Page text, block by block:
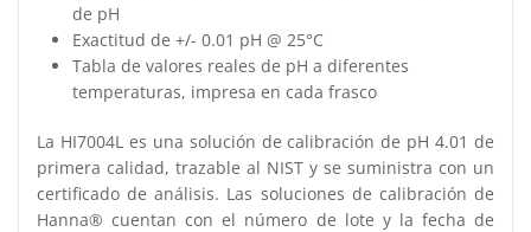
de pH
Exactitud de +/- 0.01 pH @ 25°C
Tabla de valores reales de pH a diferentes
temperaturas, impresa en cada frasco
La HI7004L es una solución de calibración de pH 4.01 de
primera calidad, trazable al NIST y se suministra con un
certificado de análisis. Las soluciones de calibración de
Hanna® cuentan con el número de lote y la fecha de